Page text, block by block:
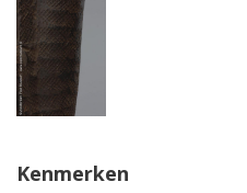
Kenmerken